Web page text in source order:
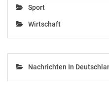
Sport
Wirtschaft
Nachrichten In